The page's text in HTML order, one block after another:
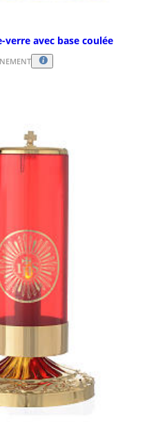
avec base coulée